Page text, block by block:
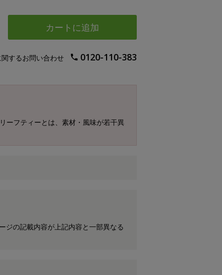
カートに追加
するお問い合わせ 0120-110-383
ーフティーとは、素材・風味が若干異
ジの記載内容が上記内容と一部異なる